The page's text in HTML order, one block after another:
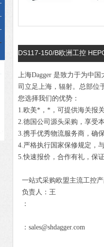
DS117-150/B欧洲工控
上海Dagger 是致力于为中
司立足上海，辐射。总部位
您选择我们的优势：
1.欧美*，*，可提供海关报
2.德国公司源头采购，享受
3.携手优秀物流服务商，确
4.严格执行国家保修规定，
5.快速报价，合作有礼，保
一站式采购欧盟主流工控
负责人：王
：
：sales@shdagger.com